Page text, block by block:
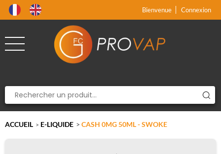
Bienvenue Connexion
ACCUEIL > E-LIQUIDE > CASH 0MG 50ML - SWOKE
x
x